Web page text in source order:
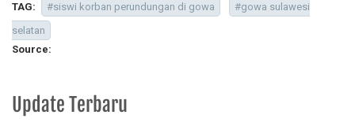
TAG:
#siswi korban perundungan di gowa
#gowa sulawesi
selatan
Source:
Update Terbaru